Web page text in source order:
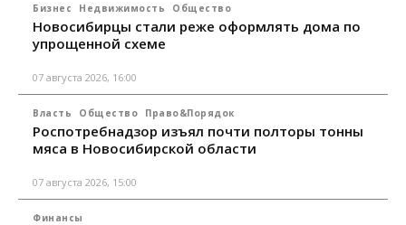
Бизнес Недвижимость Общество
Новосибирцы стали реже оформлять дома по
упрощенной схеме
07 августа 2026, 16:00
Власть Общество Право&Порядок
Роспотребнадзор изъял почти полторы тонны
мяса в Новосибирской области
07 августа 2026, 15:00
Финансы